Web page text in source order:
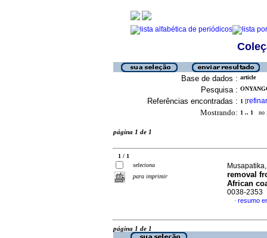
Base de dados : article
Pesquisa :
Referências encontradas : 1 [refinar
Mostrando: 1 .. 1 no
página 1 de 1
1 / 1
seleciona
para imprimir
removal
African
0038-2353
· resumo
página 1 de 1